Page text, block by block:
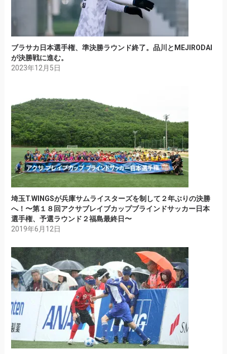
ブラサカ日本選手権、準決勝ラウンド終了。品川とMEJIRODAI
が決勝戦に進む。
2023年12月5日
埼玉T.WINGSが兵庫サムライスターズを制して２年ぶりの決勝
へ！〜第１８回アクサブレイブカップブラインドサッカー日本
選手権、予選ラウンド２福島最終日〜
2019年6月12日